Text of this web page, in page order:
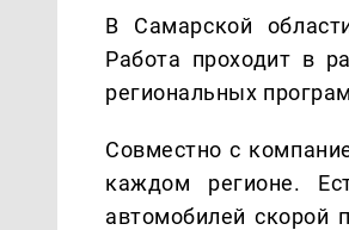
В Самарской
Работа проходит в
региональных
Совместно с
каждом регионе.
автомобилей скорой